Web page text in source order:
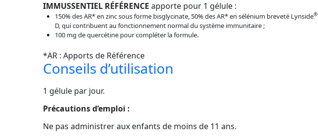
IMMUSSENTIEL RÉFÉRENCE apporte pour 1 gélule :
150% des AR* en zinc sous forme bisglycinate, 50% des AR* en sélénium breveté Lynside®
D, qui contribuent au fonctionnement normal du système immunitaire ;
100 mg de quercétine pour compléter la formule.
*AR : Apports de Référence
Conseils d’utilisation
1 gélule par jour.
Précautions d’emploi :
Ne pas administrer aux enfants de moins de 11 ans.